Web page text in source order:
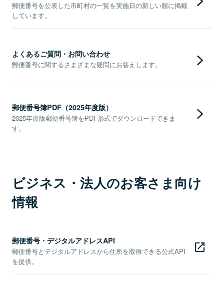
郵便番号を公表した市町村の一覧を実施日の新しい順に掲載
しています。
よくあるご質問・お問い合わせ
郵便番号に関するさまざまな疑問にお答えします。
郵便番号簿PDF（2025年度版）
2025年度版郵便番号簿をPDF形式でダウンロードできま
す。
ビジネス・法人のお客さま向け
情報
郵便番号・デジタルアドレスAPI
郵便番号とデジタルアドレスから住所を取得できる公式API
を提供。